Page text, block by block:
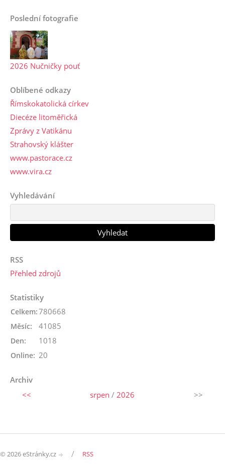
Poslední fotografie
2026 Nučničky pouť
Oblíbené odkazy
Římskokatolická církev
Diecéze litoměřická
Zprávy z Vatikánu
Strahovský klášter
www.pastorace.cz
www.vira.cz
Vyhledávání
RSS
Přehled zdrojů
Statistiky
Online: 20
Celkem:780668
Měsíc: 41085
Den: 1018
Archiv
<<
srpen / 2026 >>
© 2026 eStránky.cz / RSS